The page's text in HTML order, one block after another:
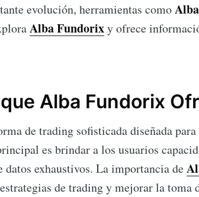
evolución, herramientas como
Alba Fundorixy ofrece
Alba Fundorix
de trading sofisticada diseñada
es brindar a los usuarios
datos exhaustivos. La importancia de
de trading y mejorar la toma